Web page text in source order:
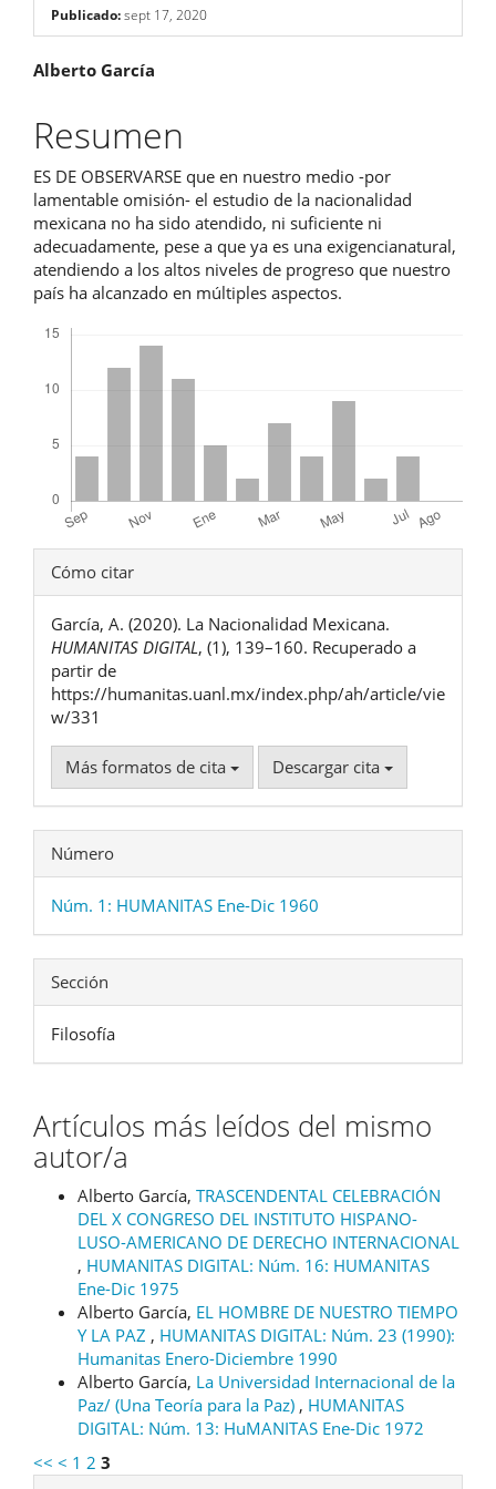
Publicado:sept 17, 2020
Contenido
principal
del
artículo
Alberto García
Resumen
ES DE OBSERVARSE que en nuestro medio -por
lamentable omisión- el estudio de la nacionalidad
mexicana no ha sido atendido, ni suficiente ni
adecuadamente, pese a que ya es una exigencianatural,
atendiendo a los altos niveles de progreso que nuestro
país ha alcanzado en múltiples aspectos.
Detalles
del
artículo
Cómo citar
García, A. (2020). La Nacionalidad Mexicana.
HUMANITAS DIGITAL, (1), 139–160. Recuperado a
partir de
https://humanitas.uanl.mx/index.php/ah/article/vie
w/331
Más formatos de cita Descargar cita
Número
Núm. 1: HUMANITAS Ene-Dic 1960
Sección
Filosofía
Artículos más leídos del mismo
autor/a
Alberto García, TRASCENDENTAL CELEBRACIÓN
DEL X CONGRESO DEL INSTITUTO HISPANO-
LUSO-AMERICANO DE DERECHO INTERNACIONAL
, HUMANITAS DIGITAL: Núm. 16: HUMANITAS
Ene-Dic 1975
Alberto García, EL HOMBRE DE NUESTRO TIEMPO
Y LA PAZ , HUMANITAS DIGITAL: Núm. 23 (1990):
Humanitas Enero-Diciembre 1990
Alberto García, La Universidad Internacional de la
Paz/ (Una Teoría para la Paz) , HUMANITAS
DIGITAL: Núm. 13: HuMANITAS Ene-Dic 1972
<< < 1 2 3